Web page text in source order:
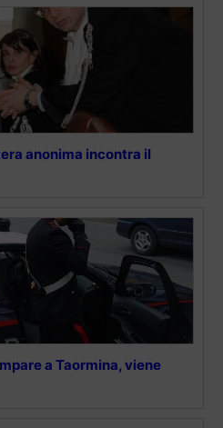
anonima incontra il
a Taormina, viene